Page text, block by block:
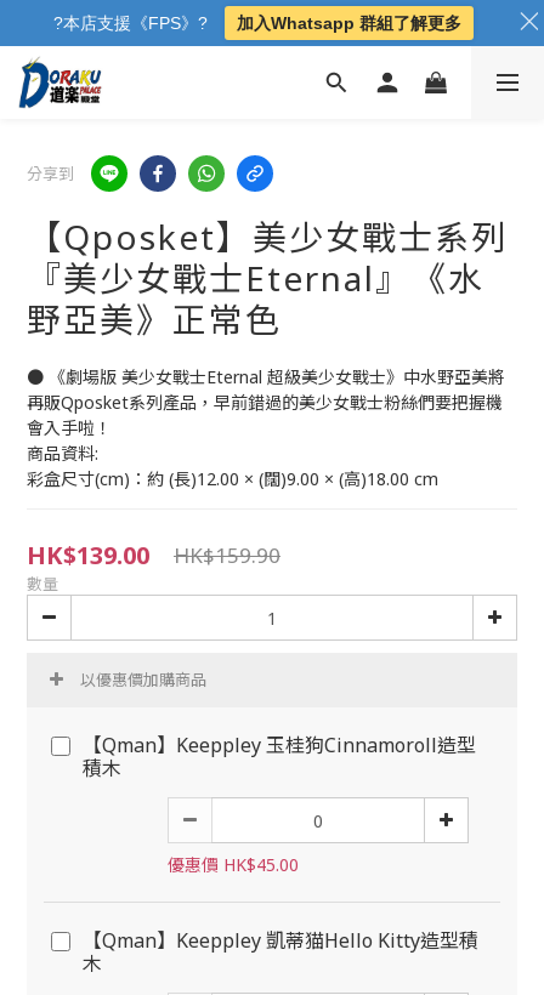
分享到
【Qposket】美少女戰士系列
『美少女戰士Eternal』《水
野亞美》正常色
● 《劇場版 美少女戰士Eternal 超級美少女戰士》中水野亞美將
再販Qposket系列產品，早前錯過的美少女戰士粉絲們要把握機
會入手啦！
商品資料:
彩盒尺寸(cm)：約 (長)12.00 × (闊)9.00 × (高)18.00 cm
HK$139.00 HK$159.90
數量
以優惠價加購商品
【Qman】Keeppley 玉桂狗Cinnamoroll造型
積木
優惠價 HK$45.00
【Qman】Keeppley 凱蒂猫Hello Kitty造型積
木
?本店支援《FPS》? 加入Whatsapp 群組了解更多